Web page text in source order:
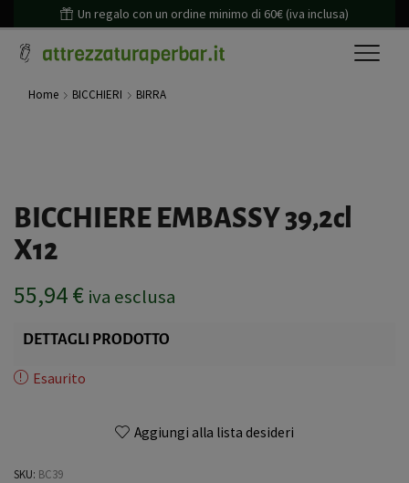
Un regalo con un ordine minimo di 60€ (iva inclusa)
Home BICCHIERI BIRRA
BICCHIERE EMBASSY 39,2cl
X12
55,94€ iva esclusa
DETTAGLI PRODOTTO
Esaurito
Aggiungi alla lista desideri
SKU: BC39